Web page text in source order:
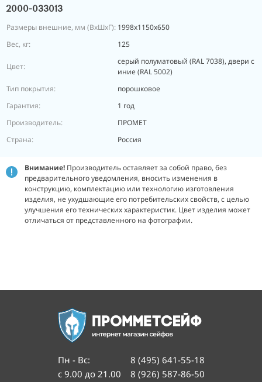
2000-033013
Размеры внешние, мм (ВхШхГ): 1998x1150x650
Вес, кг:
125
Цвет:
серый полуматовый (RAL 7038), двери с
иние (RAL 5002)
Тип покрытия:
порошковое
Гарантия:
1 год
Производитель:
ПРОМЕТ
Страна:
Россия
Внимание! Производитель оставляет за собой право, без
предварительного уведомления, вносить изменения в
конструкцию, комплектацию или технологию изготовления
изделия, не ухудшающие его потребительских свойств, с целью
улучшения его технических характеристик. Цвет изделия может
отличаться от представленного на фотографии.
Пн - Вс:
с 9.00 до 21.00
8 (495) 641-55-18
8 (926) 587-86-50